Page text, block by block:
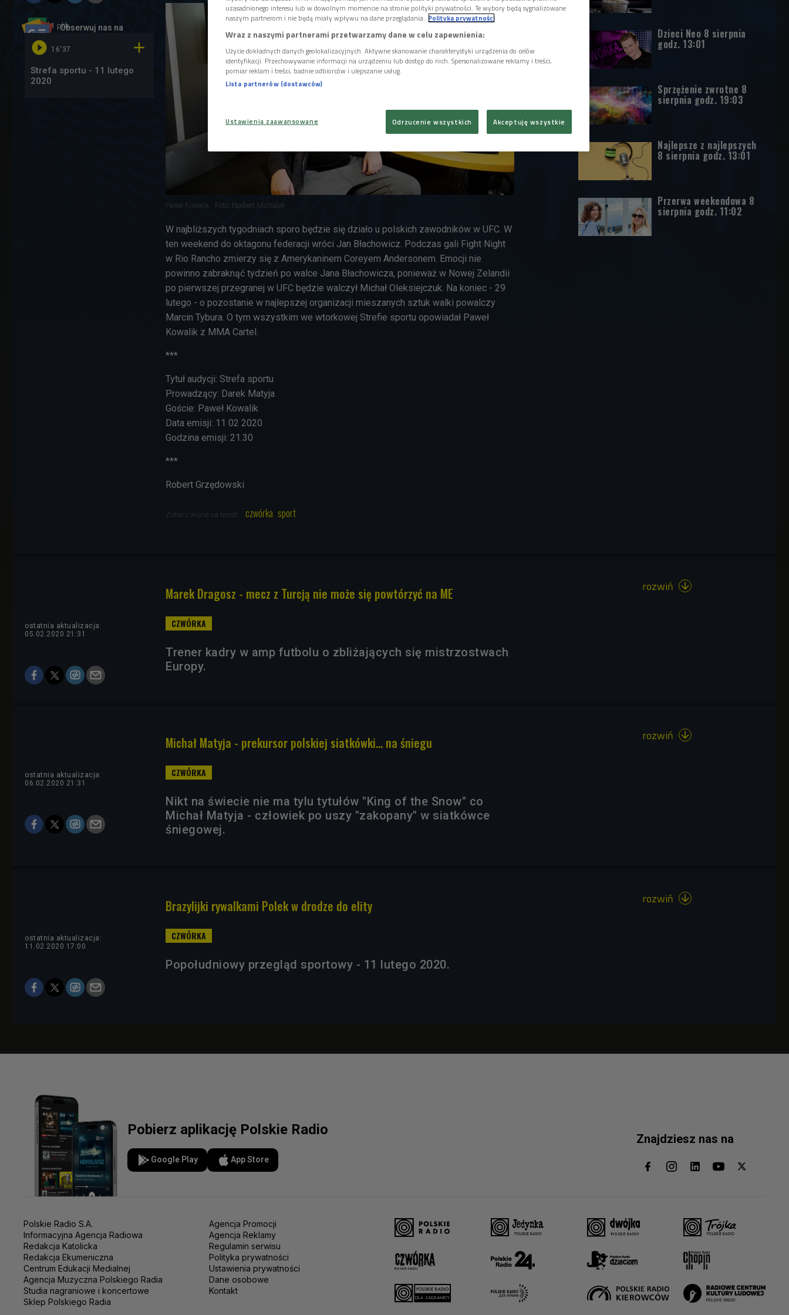
Obserwuj nas na
AUDIO 1 plik
 16'37 
Strefa sportu - 11 lutego
2020
Paweł Kowalik Foto: Norbert Michalak
W najbliższych tygodniach sporo będzie się działo u polskich zawodników w UFC. W
ten weekend do oktagonu federacji wróci Jan Błachowicz. Podczas gali Fight Night
w Rio Rancho zmierzy się z Amerykaninem Coreyem Andersonem. Emocji nie
powinno zabraknąć tydzień po walce Jana Błachowicza, ponieważ w Nowej Zelandii
po pierwszej przegranej w UFC będzie walczył Michał Oleksiejczuk. Na koniec - 29
lutego - o pozostanie w najlepszej organizacji mieszanych sztuk walki powalczy
Marcin Tybura. O tym wszystkim we wtorkowej Strefie sportu opowiadał Paweł
Kowalik z MMA Cartel.
***
Tytuł audycji: Strefa sportu
Prowadzący: Darek Matyja
Goście: Paweł Kowalik
Data emisji: 11 02 2020
Godzina emisji: 21.30
***
Robert Grzędowski
Zobacz więcej na temat: czwórka sport
Dzieci Neo 8 sierpnia
godz. 13:01
Sprzężenie zwrotne 8
sierpnia godz. 19:03
Najlepsze z najlepszych
8 sierpnia godz. 13:01
Przerwa weekendowa 8
sierpnia godz. 11:02
Marek Dragosz - mecz z Turcją nie może się powtórzyć na ME
ostatnia aktualizacja:
05.02.2020 21:31
Trener kadry w amp futbolu o zbliżających się mistrzostwach
Europy.
rozwiń 
Michał Matyja - prekursor polskiej siatkówki... na śniegu
ostatnia aktualizacja:
06.02.2020 21:31
Nikt na świecie nie ma tylu tytułów "King of the Snow" co
Michał Matyja - człowiek po uszy "zakopany" w siatkówce
śniegowej.
rozwiń 
Brazylijki rywalkami Polek w drodze do elity
ostatnia aktualizacja:
11.02.2020 17:00
Popołudniowy przegląd sportowy - 11 lutego 2020.
rozwiń 
Pobierz aplikację Polskie Radio
Google Play App Store
Znajdziesz nas na
Polskie Radio S.A.
Informacyjna Agencja Radiowa
Redakcja Katolicka
Redakcja Ekumeniczna
Centrum Edukacji Medialnej
Agencja Muzyczna Polskiego Radia
Studia nagraniowe i koncertowe
Sklep Polskiego Radia
Agencja Promocji
Agencja Reklamy
Regulamin serwisu
Polityka prywatności
Ustawienia prywatności
Dane osobowe
Kontakt
uzasadnionego interesu lub w dowolnym momencie na stronie polityki prywatności. Te wybory będą sygnalizowane
naszym partnerom i nie będą miały wpływu na dane przeglądania. Polityka prywatności
Wraz z naszymi partnerami przetwarzamy dane w celu zapewnienia:
Użycie dokładnych danych geolokalizacyjnych. Aktywne skanowanie charakterystyki urządzenia do celów
identyfikacji. Przechowywanie informacji na urządzeniu lub dostęp do nich. Spersonalizowane reklamy i treści,
pomiar reklam i treści, badnie odbiorców i ulepszanie usług.
Lista partnerów (dostawców)
Ustawienia zaawansowane Odrzucenie wszystkich Akceptuję wszystkie